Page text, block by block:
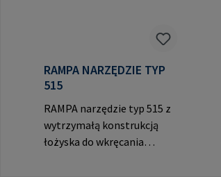
RAMPA NARZĘDZIE TYP
515
RAMPA narzędzie typ 515 z
wytrzymałą konstrukcją
łożyska do wkręcania